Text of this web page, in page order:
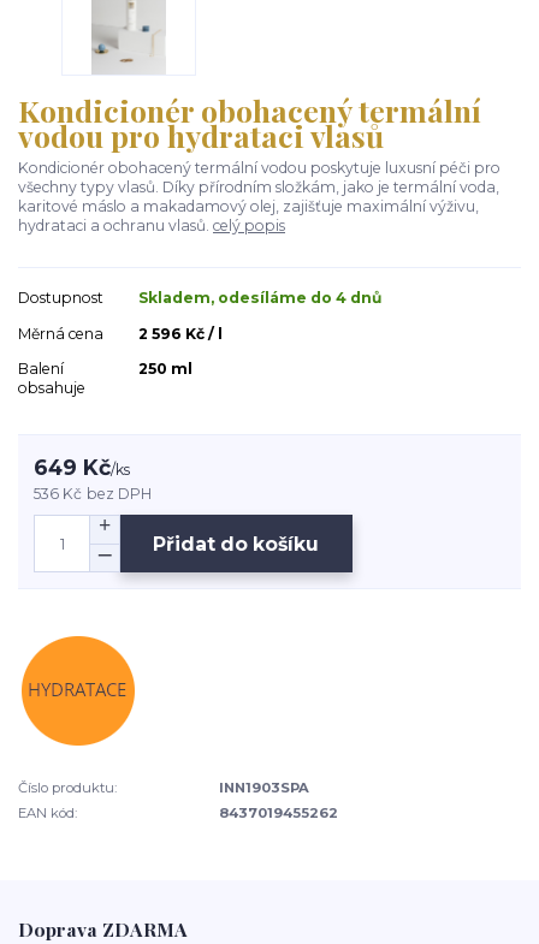
Kondicionér obohacený termální
vodou pro hydrataci vlasů
Kondicionér obohacený termální vodou poskytuje luxusní péči pro
všechny typy vlasů. Díky přírodním složkám, jako je termální voda,
karitové máslo a makadamový olej, zajišťuje maximální výživu,
hydrataci a ochranu vlasů. celý popis
Dostupnost
Skladem, odesíláme do 4 dnů
Měrná cena
2 596 Kč / l
Balení
obsahuje
250 ml
649 Kč/ks
536 Kč bez DPH
Přidat do košíku
Číslo produktu:
INN1903SPA
EAN kód:
8437019455262
Doprava ZDARMA